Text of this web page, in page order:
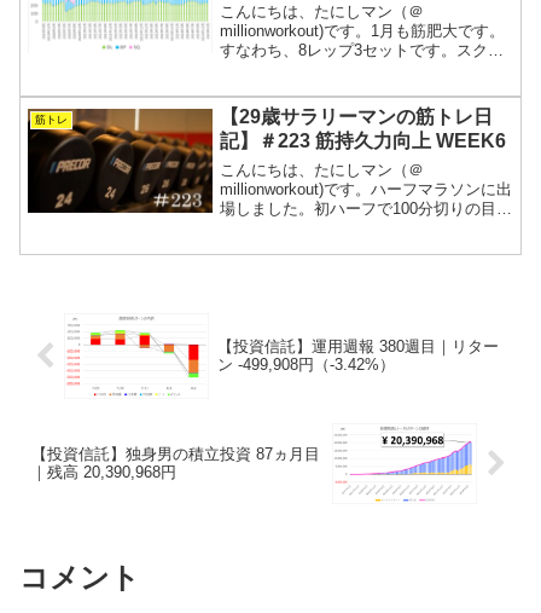
こんにちは、たにしマン（＠
millionworkout)です。1月も筋肥大です。
すなわち、8レップ3セットです。スクワ
が、常に“今が一番強い”を目指す筋トレの
記録です...
筋トレ
【29歳サラリーマンの筋トレ日
記】＃223 筋持久力向上 WEEK6
こんにちは、たにしマン（＠
millionworkout)です。ハーフマラソンに出
場しました。初ハーフで100分切りの目標
【投資信託】運用週報 380週目｜リター
ン -499,908円（-3.42%）
【投資信託】独身男の積立投資 87ヵ月目
｜残高 20,390,968円
コメント